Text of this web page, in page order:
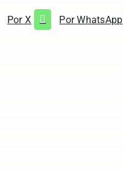
Por X Por WhatsApp